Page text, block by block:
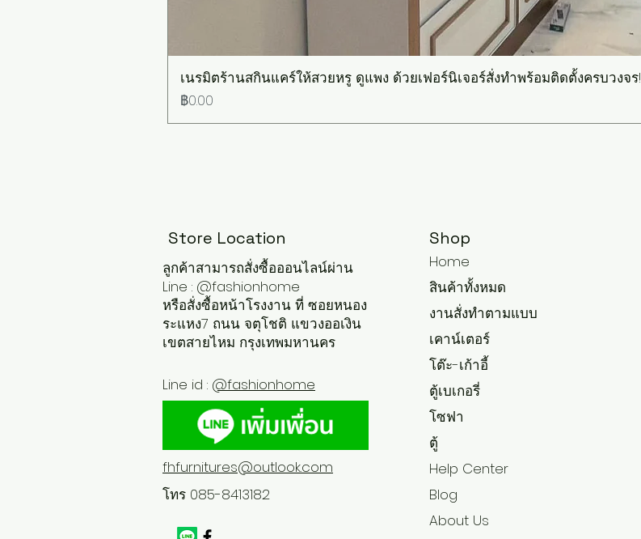
เนรมิตร้านสกินแคร์ให้สวยหรู ดูแพง ด้วยเฟอร์นิเจอร์สั่งทำพร้อมติดตั้งครบวงจร!
ราคา
฿0.00
Store Location
ลูกค้าสามารถสั่งซื้อออนไลน์ผ่าน
Line : @fashionhome
หรือสั่งซื้อหน้าโรงงาน ที่ ซอยหนอง
ระแหง7 ถนน จตุโชติ แขวงออเงิน
เขตสายไหม กรุงเทพมหานคร
Line id : @fashionhome
fhfurnitures@outlook.com
โทร 085-8413182
Shop
Home
สินค้าทั้งหมด
งานสั่งทำตามแบบ
เคาน์เตอร์
โต๊ะ-เก้าอี้
ตู้เบเกอรี่
โซฟา
ตู้
Help Center
Blog
About Us